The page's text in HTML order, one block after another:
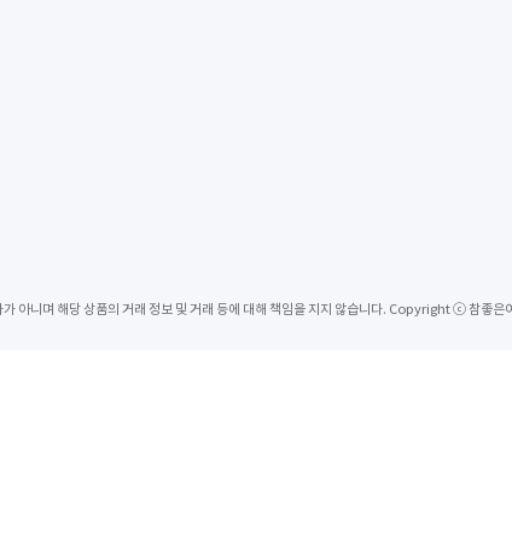
아니며 해당 상품의 거래 정보 및 거래 등에 대해 책임을 지지 않습니다. Copyright ⓒ 참좋